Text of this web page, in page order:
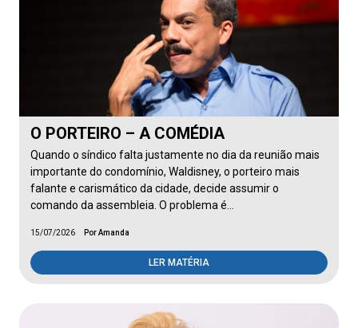
O PORTEIRO – A COMÉDIA
Quando o síndico falta justamente no dia da reunião mais
importante do condomínio, Waldisney, o porteiro mais
falante e carismático da cidade, decide assumir o
comando da assembleia. O problema é…
15/07/2026 Por Amanda
LER MATÉRIA